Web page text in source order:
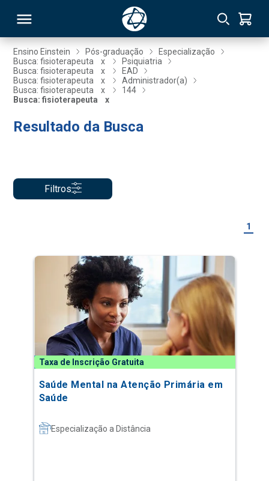
Ensino Einstein Pós-graduação
Especialização
Busca: fisioterapeuta
x
Psiquiatria
Busca: fisioterapeuta
x
EAD
Busca: fisioterapeuta
x
Administrador(a)
Busca: fisioterapeuta
x
144
Busca: fisioterapeuta
x
Resultado da Busca
Filtros
1
Taxa de Inscrição Gratuita
Saúde Mental na Atenção Primária em
Saúde
Especialização a Distância